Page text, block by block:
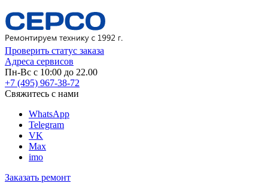
Проверить статус заказа
Адреса сервисов
Пн-Вс с 10:00 до 22.00
+7 (495) 967-38-72
Свяжитесь с нами
WhatsApp
Telegram
VK
Max
imo
Заказать ремонт